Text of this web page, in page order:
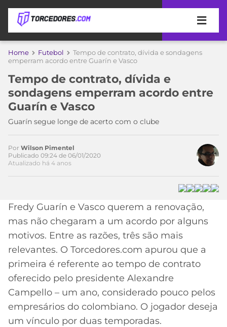
APOSTAS
DE
APOSTA
MELHORES
SITES
DE
APOSTAS
2026
PROMOCIONAL
BETBOOM
CÓDIGO
DE
INDICAÇÃO
BET365
CÓDIGO
BETANO
COPA
DO
MUNDO
TIMES
MEU
PALMEIRAS
CORINTHIANS
SÃO
PAULO
SANTOS
CAMPEONATOS
BRASILEIRÃO
SÉRIE
A
LIBERTADORES
COPA
DO
BRASIL
MÍDIA
ESPORTIVA
MERCADO
DA
BOLA
PALPITES
Home Futebol
Tempo de contrato, dívida e sondagens
emperram acordo entre Guarín e Vasco
Tempo de contrato, dívida e
sondagens emperram acordo entre
Guarín e Vasco
Guarín segue longe de acerto com o clube
Acesse o perfil do autor
no Twitter
Por Wilson Pimentel
Publicado 09:24 de 06/01/2020
Atualizado há 4 anos
Fredy Guarín e Vasco querem a renovação,
mas não chegaram a um acordo por alguns
motivos. Entre as razões, três são mais
relevantes. O Torcedores.com apurou que a
primeira é referente ao tempo de contrato
oferecido pelo presidente Alexandre
Campello – um ano, considerado pouco pelos
empresários do colombiano. O jogador deseja
um vínculo por duas temporadas.